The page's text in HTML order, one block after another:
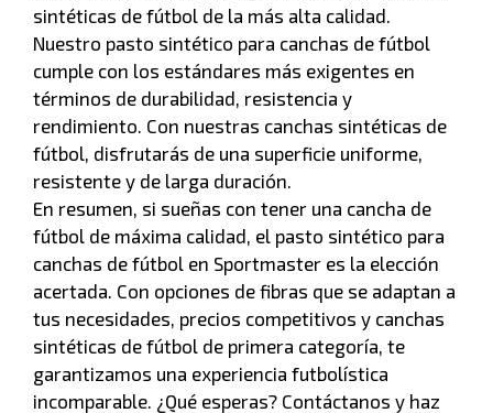
sintéticas de fútbol de la más alta calidad.
Nuestro pasto sintético para canchas de fútbol
cumple con los estándares más exigentes en
términos de durabilidad, resistencia y
rendimiento. Con nuestras canchas sintéticas de
fútbol, disfrutarás de una superficie uniforme,
resistente y de larga duración.
En resumen, si sueñas con tener una cancha de
fútbol de máxima calidad, el pasto sintético para
canchas de fútbol en Sportmaster es la elección
acertada. Con opciones de fibras que se adaptan a
tus necesidades, precios competitivos y canchas
sintéticas de fútbol de primera categoría, te
garantizamos una experiencia futbolística
incomparable. ¿Qué esperas? Contáctanos y haz